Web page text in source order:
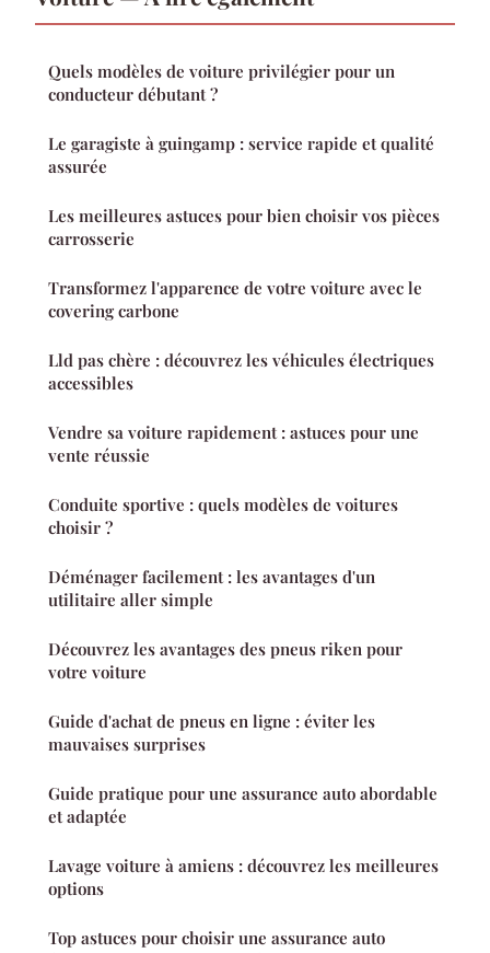
Quels modèles de voiture privilégier pour un
conducteur débutant ?
Le garagiste à guingamp : service rapide et qualité
assurée
Les meilleures astuces pour bien choisir vos pièces
carrosserie
Transformez l'apparence de votre voiture avec le
covering carbone
Lld pas chère : découvrez les véhicules électriques
accessibles
Vendre sa voiture rapidement : astuces pour une
vente réussie
Conduite sportive : quels modèles de voitures
choisir ?
Déménager facilement : les avantages d'un
utilitaire aller simple
Découvrez les avantages des pneus riken pour
votre voiture
Guide d'achat de pneus en ligne : éviter les
mauvaises surprises
Guide pratique pour une assurance auto abordable
et adaptée
Lavage voiture à amiens : découvrez les meilleures
options
Top astuces pour choisir une assurance auto